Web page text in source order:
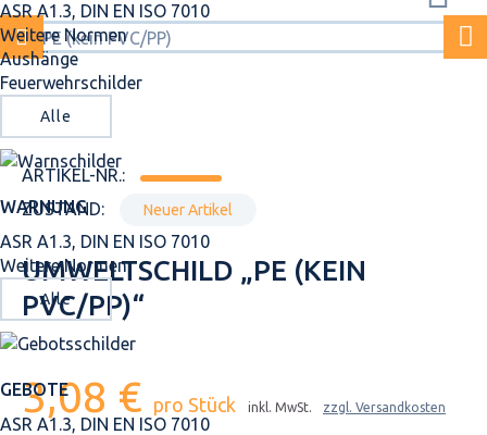
ASR A1.3, DIN EN ISO 7010
Weitere Normen
Aushänge
Feuerwehrschilder
Alle
WARNUNG
ASR A1.3, DIN EN ISO 7010
Weitere Normen
Alle
GEBOTE
ASR A1.3, DIN EN ISO 7010
ARTIKEL-NR.:
ZUSTAND:
Neuer Artikel
UMWELTSCHILD „PE (KEIN
PVC/PP)“
3,08 € pro Stück inkl. MwSt. zzgl. Versandkosten